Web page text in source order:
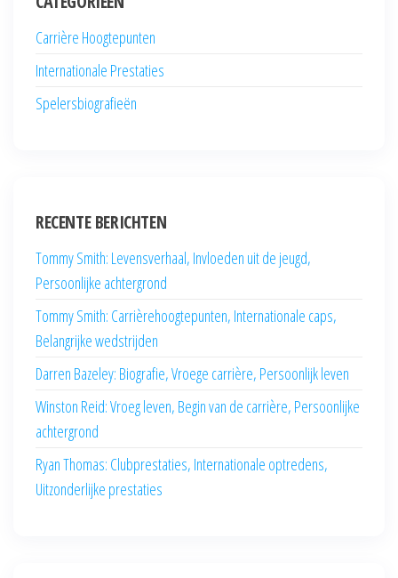
Carrière Hoogtepunten
Internationale Prestaties
Spelersbiografieën
RECENTE BERICHTEN
Tommy Smith: Levensverhaal, Invloeden uit de jeugd,
Persoonlijke achtergrond
Tommy Smith: Carrièrehoogtepunten, Internationale caps,
Belangrijke wedstrijden
Darren Bazeley: Biografie, Vroege carrière, Persoonlijk leven
Winston Reid: Vroeg leven, Begin van de carrière, Persoonlijke
achtergrond
Ryan Thomas: Clubprestaties, Internationale optredens,
Uitzonderlijke prestaties